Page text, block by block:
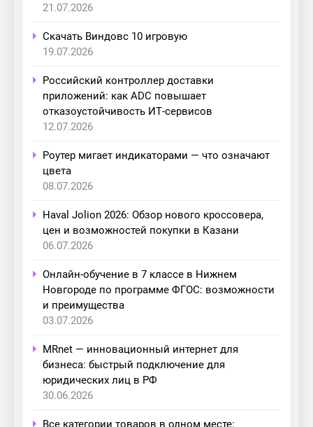
21.07.2026
Скачать Виндовс 10 игровую
19.07.2026
Российский контроллер доставки
приложений: как ADC повышает
отказоустойчивость ИТ-сервисов
12.07.2026
Роутер мигает индикаторами — что означают
цвета
08.07.2026
Haval Jolion 2026: Обзор нового кроссовера,
цен и возможностей покупки в Казани
06.07.2026
Онлайн-обучение в 7 классе в Нижнем
Новгороде по программе ФГОС: возможности
и преимущества
03.07.2026
MRnet — инновационный интернет для
бизнеса: быстрый подключение для
юридических лиц в РФ
30.06.2026